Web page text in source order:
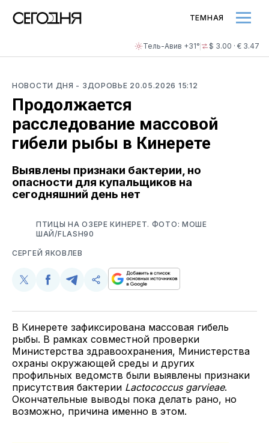
Тель-Авив +31° $ 3.00 · € 3.47
ТЕМНАЯ
НОВОСТИ ДНЯ - ЗДОРОВЬЕ 20.05.2026 15:12
Продолжается
расследование массовой
гибели рыбы в Кинерете
Выявлены признаки бактерии, но
опасности для купальщиков на
сегодняшний день нет
ПТИЦЫ НА ОЗЕРЕ КИНЕРЕТ. ФОТО: МОШЕ
ШАЙ/FLASH90
СЕРГЕЙ ЯКОВЛЕВ
Поделиться
Twitter
Поделиться
Facebook
Поделиться
Telegram
Скопируйте
поделитесь
В Кинерете зафиксирована массовая гибель
рыбы. В рамках совместной проверки
Министерства здравоохранения, Министерства
охраны окружающей среды и других
профильных ведомств были выявлены признаки
присутствия бактерии Lactococcus garvieae.
Окончательные выводы пока делать рано, но
возможно, причина именно в этом.